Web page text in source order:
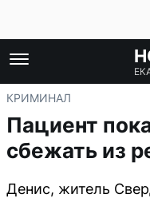
КРИМИНАЛ
Пациент
сбежать из
Денис, житель